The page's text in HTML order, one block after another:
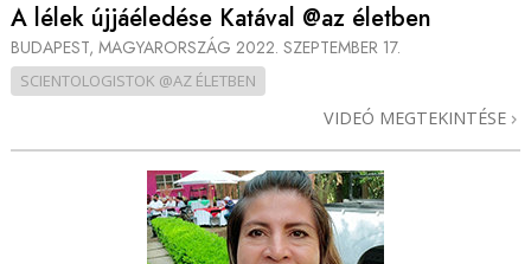
A lélek újjáéledése Katával @az életben
BUDAPEST, MAGYARORSZÁG 2022. SZEPTEMBER 17.
SCIENTOLOGISTOK @AZ ÉLETBEN
VIDEÓ MEGTEKINTÉSE